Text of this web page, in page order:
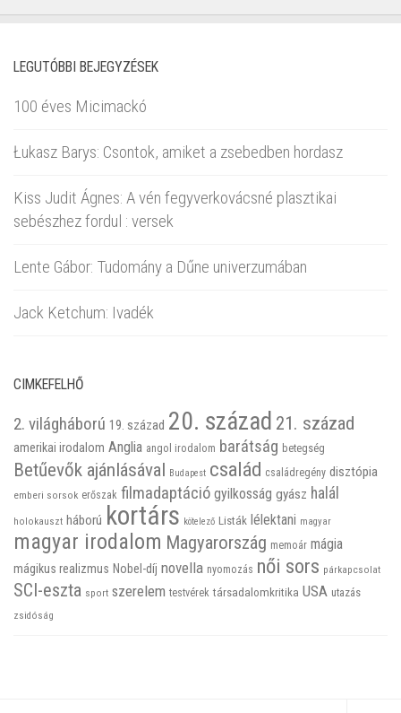
LEGUTÓBBI BEJEGYZÉSEK
100 éves Micimackó
Łukasz Barys: Csontok, amiket a zsebedben hordasz
Kiss Judit Ágnes: A vén fegyverkovácsné plasztikai
sebészhez fordul : versek
Lente Gábor: Tudomány a Dűne univerzumában
Jack Ketchum: Ivadék
CIMKEFELHŐ
2. világháború 19. század 20. század 21. század
amerikai irodalom Anglia angol irodalom barátság betegség
Betűevők ajánlásával Budapest család családregény disztópia
emberi sorsok erőszak filmadaptáció gyilkosság gyász halál
holokauszt háború kortárs kötelező Listák lélektani magyar
magyar irodalom Magyarország memoár mágia
mágikus realizmus Nobel-díj novella nyomozás női sors párkapcsolat
SCI-eszta sport szerelem testvérek társadalomkritika USA utazás
zsidóság